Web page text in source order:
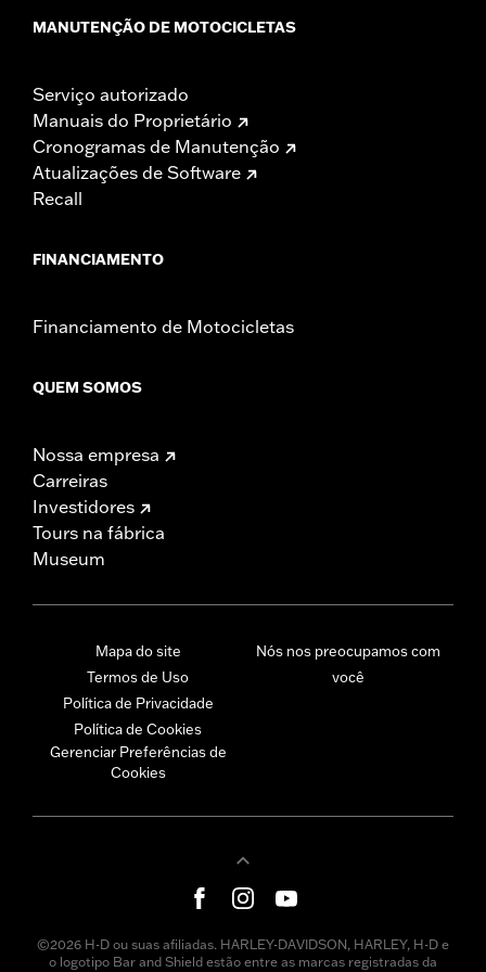
MANUTENÇÃO DE MOTOCICLETAS
Serviço autorizado
Manuais do Proprietário
Cronogramas de Manutenção
Atualizações de Software
Recall
FINANCIAMENTO
Financiamento de Motocicletas
QUEM SOMOS
Nossa empresa
Carreiras
Investidores
Tours na fábrica
Museum
Mapa do site
Termos de Uso
Política de Privacidade
Política de Cookies
Gerenciar Preferências de
Cookies
Nós nos preocupamos com
você
©2026 H-D ou suas afiliadas. HARLEY-DAVIDSON, HARLEY, H-D e
o logotipo Bar and Shield estão entre as marcas registradas da